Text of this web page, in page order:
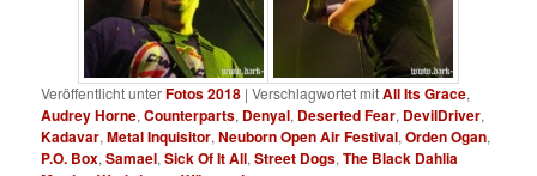
Veröffentlicht unterFotos 2018 |Verschlagwortet mitAll Its Grace,
Audrey Horne,Counterparts, Denyal, Deserted Fear, DevilDriver,
Kadavar,Metal Inquisitor,Neuborn Open Air Festival,Orden Ogan,
P.O. Box,Samael,Sick Of It All,Street Dogs,The Black Dahlia